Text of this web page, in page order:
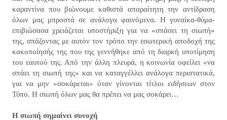
καραντίνα που βιώνουμε καθιστά απαραίτητη την αντίδραση
όλων μας μπροστά σε ανάλογα φαινόμενα. Η γυναίκα-θύμα-
επιβιώσασα χρειάζεται υποστήριξη για να «σπάσει τη σιωπή»
της, σπάζοντας με αυτόν τον τρόπο την εσωτερική αποδοχή της
κακοποίησής της που της γεννήθηκε από τη διαρκή υποτίμηση
του εαυτού της. Από την άλλη πλευρά, η κοινωνία οφείλει «να
σπάει τη σιωπή της» και να καταγγέλλει ανάλογα περιστατικά,
για να μην «σοκάρεται» όταν γίνονται τίτλοι ειδήσεων στον
Τύπο. Η σιωπή όλων μας θα πρέπει να μας σοκάρει…
Η σιωπή σημαίνει συνοχή